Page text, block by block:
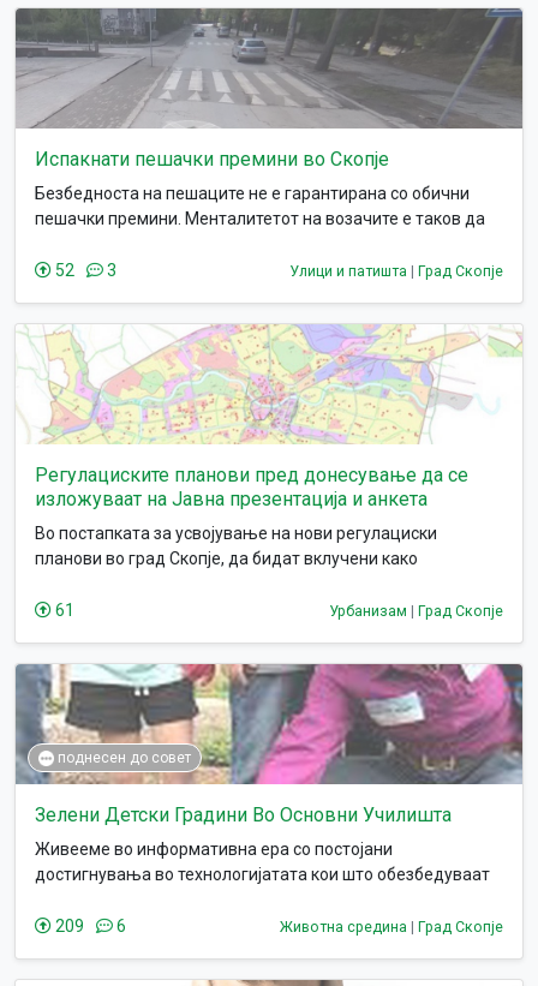
гасови кои директно влијаат на климатските промени и на
загадувањето.
Испакнати пешачки премини во Скопје
Безбедноста на пешаците не е гарантирана со обични
пешачки премини. Менталитетот на возачите е таков да
прописи.
52 3 Улици и патишта | Град Скопје
Регулациските планови пред донесување да се
изложуваат на Јавна презентација и анкета
Во постапката за усвојување на нови регулациски
планови во град Скопје, да бидат вклучени како
јавност со цел добивање на плански опфати и соодветно
потребите на граѓаните.
61 Урбанизам | Град Скопје
поднесен до совет
Зелени Детски Градини Во Основни Училишта
Живееме во информативна ера со постојани
достигнувања во технологијатата кои што обезбедуваат
размислувале. Сепак, изгубивме голем дел од потребните
деца не се ни свесни. Тука го наметнуваме прашањето:
209 6 Животна средина | Град Скопје